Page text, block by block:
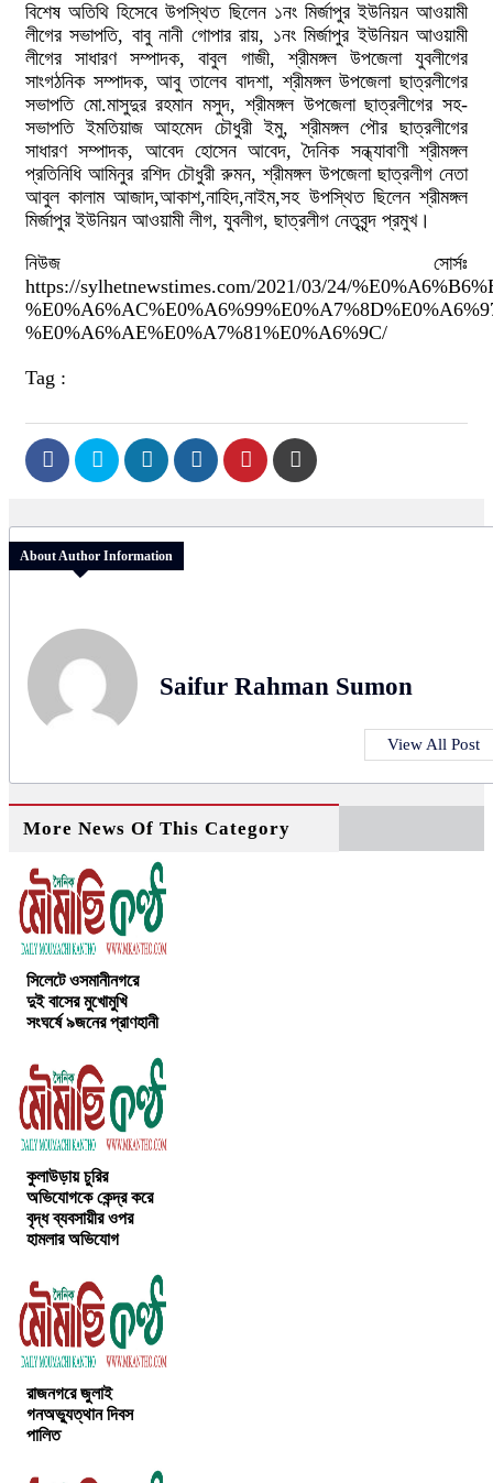
বিশেষ অতিথি হিসেবে উপস্থিত ছিলেন ১নং মির্জাপুর ইউনিয়ন আওয়ামী
লীগের সভাপতি, বাবু নানী গোপার রায়, ১নং মির্জাপুর ইউনিয়ন আওয়ামী
লীগের সাধারণ সম্পাদক, বাবুল গাজী, শ্রীমঙ্গল উপজেলা যুবলীগের
সাংগঠনিক সম্পাদক, আবু তালেব বাদশা, শ্রীমঙ্গল উপজেলা ছাত্রলীগের
সভাপতি মো.মাসুদুর রহমান মসুদ, শ্রীমঙ্গল উপজেলা ছাত্রলীগের সহ-
সভাপতি ইমতিয়াজ আহমেদ চৌধুরী ইমু, শ্রীমঙ্গল পৌর ছাত্রলীগের
সাধারণ সম্পাদক, আবেদ হোসেন আবেদ, দৈনিক সন্ধ্যাবাণী শ্রীমঙ্গল
প্রতিনিধি আমিনুর রশিদ চৌধুরী রুমন, শ্রীমঙ্গল উপজেলা ছাত্রলীগ নেতা
আবুল কালাম আজাদ,আকাশ,নাহিদ,নাইম,সহ উপস্থিত ছিলেন শ্রীমঙ্গল
মির্জাপুর ইউনিয়ন আওয়ামী লীগ, যুবলীগ, ছাত্রলীগ নেতৃবৃন্দ প্রমুখ।
নিউজ সোর্সঃ
https://sylhetnewstimes.com/2021/03/24/
%E0%A6%AE%E0%A7%81%E0%A6%9C/
Tag :
About Author Information
Saifur Rahman Sumon
View All Post
More News Of This Category
সিলেটে ওসমানীনগরে
দুই বাসের মুখোমুখি
সংঘর্ষে ৯জনের প্রাণহানী
কুলাউড়ায় চুরির
অভিযোগকে কেন্দ্র করে
বৃদ্ধ ব্যবসায়ীর ওপর
হামলার অভিযোগ
রাজনগরে জুলাই
গনঅভ্যুত্থান দিবস
পালিত